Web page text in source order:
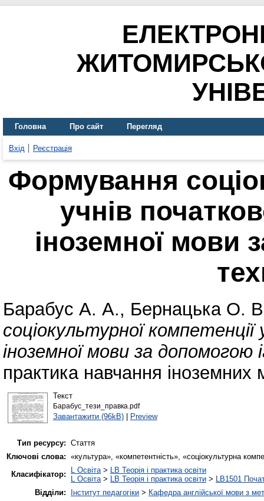
Головна Про сайт Перегляд
Вхід Реєстрація
Формування
учнів
іноземної мови
Барабус А. А., Бернацька О.
соціокультурної
іноземної мови за допомогою
практика навчання іноземних
Текст
Барабус_тези_правка.pdf
Завантажити (96kB)| Preview
Тип ресурсу: Стаття
Ключові слова: «культура», «компетентність», «соціокультурна
Класифікатор:
L Освіта> LB Теорія і практика освіти
L Освіта> LB Теорія і практика освіти > LB1501
Відділи:
Інститут педагогіки > Кафедра англійської мови з